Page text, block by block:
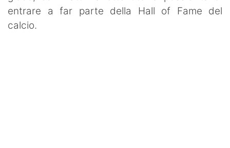
entrare a far parte della Hall of Fame del
calcio.